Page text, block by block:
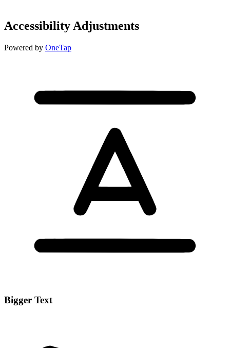
Accessibility Adjustments
Powered by OneTap
Bigger Text